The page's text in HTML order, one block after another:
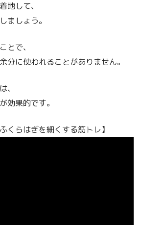
地して、
ましょう。
とで、
分に使われることがありません。
、
効果的です。
くらはぎを細くする筋トレ】